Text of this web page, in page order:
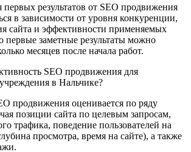
результатов от SEO продвижения
в зависимости от уровня конкуренции,
сайта и эффективности применяемых
первые заметные результаты можно
месяцев после начала работ.
SEO продвижения для
в Нальчике?
продвижения оценивается по ряду
позиции сайта по целевым запросам,
трафика, поведение пользователей на
просмотра, время на сайте), а также